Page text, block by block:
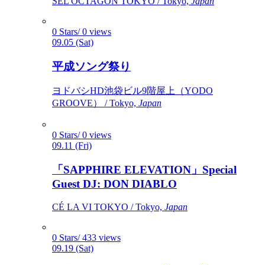
0 Stars/ 0 views
09.05 (Sat)
平成ソング祭り
ヨドバシHD池袋ビル9階屋上（YODO
GROOVE） / Tokyo, Japan
0 Stars/ 0 views
09.11 (Fri)
「SAPPHIRE ELEVATION」Special
Guest DJ: DON DIABLO
CÉ LA VI TOKYO / Tokyo, Japan
0 Stars/ 433 views
09.19 (Sat)